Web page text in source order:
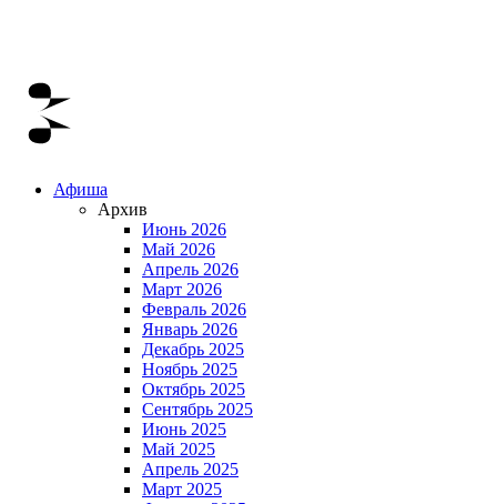
Афиша
Архив
Июнь 2026
Май 2026
Апрель 2026
Март 2026
Февраль 2026
Январь 2026
Декабрь 2025
Ноябрь 2025
Октябрь 2025
Сентябрь 2025
Июнь 2025
Май 2025
Апрель 2025
Март 2025